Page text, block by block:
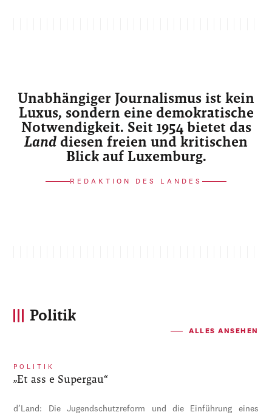
Unabhängiger Journalismus ist kein
Luxus, sondern eine demokratische
Notwendigkeit. Seit 1954 bietet das
Land diesen freien und kritischen
Blick auf Luxemburg.
REDAKTION DES LANDES
Politik
ALLES ANSEHEN
POLITIK
„Et ass e Supergau“
d’Land: Die Jugendschutzreform und die Einführung eines